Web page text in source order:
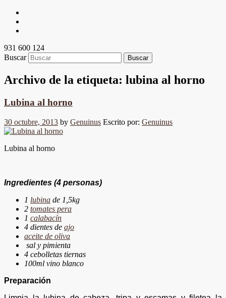
931 600 124
Buscar
Archivo de la etiqueta: lubina al horno
Lubina al horno
30 octubre, 2013 by Genuinus Escrito por: Genuinus
Lubina al horno
Ingredientes (4 personas)
1 lubina de 1,5kg
2 tomates pera
1 calabacín
4 dientes de ajo
aceite de oliva
sal y pimienta
4 cebolletas tiernas
100ml vino blanco
Preparación